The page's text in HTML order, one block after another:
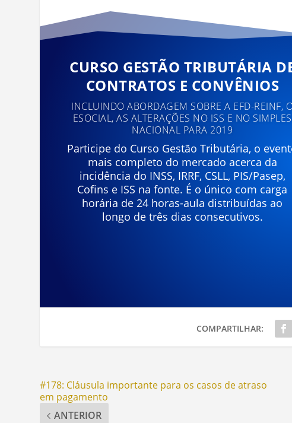
CURSO GESTÃO TRIBUTÁRIA
CONTRATOS E CONVÊNIOS
INCLUINDO ABORDAGEM SOBRE A EFD-REINF,
ESOCIAL, AS ALTERAÇÕES NO ISS E NO SIMPLES
NACIONAL PARA 2019
Participe do Curso Gestão Tributária, o
mais completo do mercado acerca da
incidência do INSS, IRRF, CSLL, PIS/Pasep,
Cofins e ISS na fonte. É o único com carga
horária de 24 horas-aula distribuídas ao
longo de três dias consecutivos.
COMPARTILHAR:
#178: Cláusula importante para os casos de atraso
em pagamento
ANTERIOR